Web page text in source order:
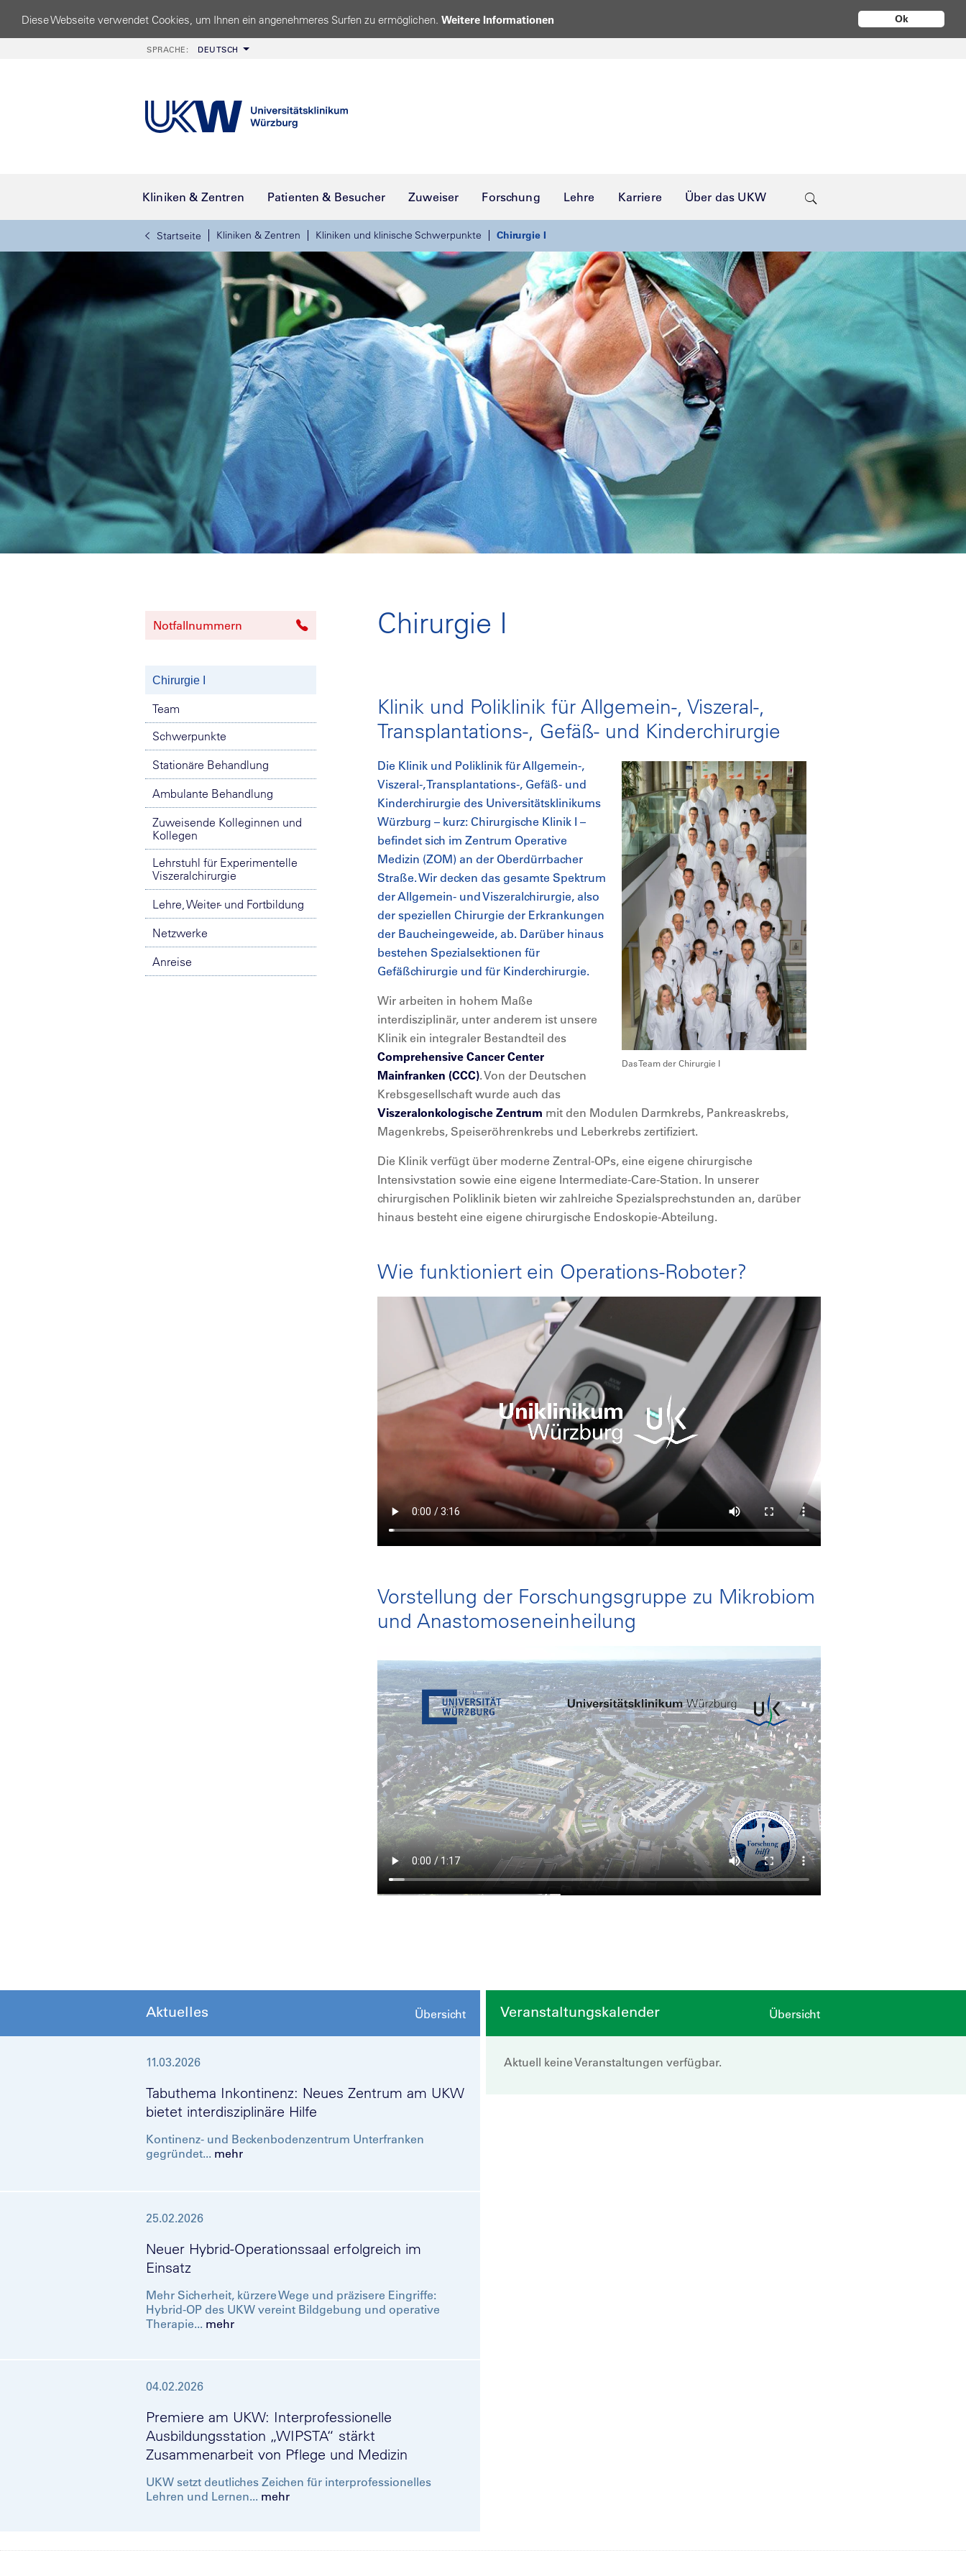
Ok
Diese Webseite verwendet Cookies, um Ihnen ein angenehmeres Surfen zu ermöglichen. Weitere Informationen
SPRACHE: DEUTSCH
Kliniken & Zentren Patienten & Besucher Zuweiser Forschung Lehre Karriere Über das UKW
Startseite Kliniken & Zentren Kliniken und klinische Schwerpunkte Chirurgie I
Notfallnummern
Chirurgie I
Team
Schwerpunkte
Stationäre Behandlung
Ambulante Behandlung
Zuweisende Kolleginnen und
Kollegen
Lehrstuhl für Experimentelle
Viszeralchirurgie
Lehre, Weiter- und Fortbildung
Netzwerke
Anreise
Chirurgie I
Klinik und Poliklinik für Allgemein-, Viszeral-,
Transplantations-, Gefäß- und Kinderchirurgie
Das Team der Chirurgie I
Die Klinik und Poliklinik für Allgemein-,
Viszeral-, Transplantations-, Gefäß- und
Kinderchirurgie des Universitätsklinikums
Würzburg – kurz: Chirurgische Klinik I –
befindet sich im Zentrum Operative
Medizin (ZOM) an der Oberdürrbacher
Straße. Wir decken das gesamte Spektrum
der Allgemein- und Viszeralchirurgie, also
der speziellen Chirurgie der Erkrankungen
der Baucheingeweide, ab. Darüber hinaus
bestehen Spezialsektionen für
Gefäßchirurgie und für Kinderchirurgie.
Wir arbeiten in hohem Maße
interdisziplinär, unter anderem ist unsere
Klinik ein integraler Bestandteil des
Comprehensive Cancer Center
Mainfranken (CCC). Von der Deutschen
Krebsgesellschaft wurde auch das
Viszeralonkologische Zentrum mit den Modulen Darmkrebs, Pankreaskrebs,
Magenkrebs, Speiseröhrenkrebs und Leberkrebs zertifiziert.
Die Klinik verfügt über moderne Zentral-OPs, eine eigene chirurgische
Intensivstation sowie eine eigene Intermediate-Care-Station. In unserer
chirurgischen Poliklinik bieten wir zahlreiche Spezialsprechstunden an, darüber
hinaus besteht eine eigene chirurgische Endoskopie-Abteilung.
Wie funktioniert ein Operations-Roboter?
Vorstellung der Forschungsgruppe zu Mikrobiom
und Anastomoseneinheilung
Aktuelles Übersicht
11.03.2026
Tabuthema Inkontinenz: Neues Zentrum am UKW
bietet interdisziplinäre Hilfe
Kontinenz- und Beckenbodenzentrum Unterfranken
gegründet... mehr
25.02.2026
Neuer Hybrid-Operationssaal erfolgreich im
Einsatz
Mehr Sicherheit, kürzere Wege und präzisere Eingriffe:
Hybrid-OP des UKW vereint Bildgebung und operative
Therapie... mehr
04.02.2026
Premiere am UKW: Interprofessionelle
Ausbildungsstation „WIPSTA“ stärkt
Zusammenarbeit von Pflege und Medizin
UKW setzt deutliches Zeichen für interprofessionelles
Lehren und Lernen... mehr
Veranstaltungskalender Übersicht
Aktuell keine Veranstaltungen verfügbar.